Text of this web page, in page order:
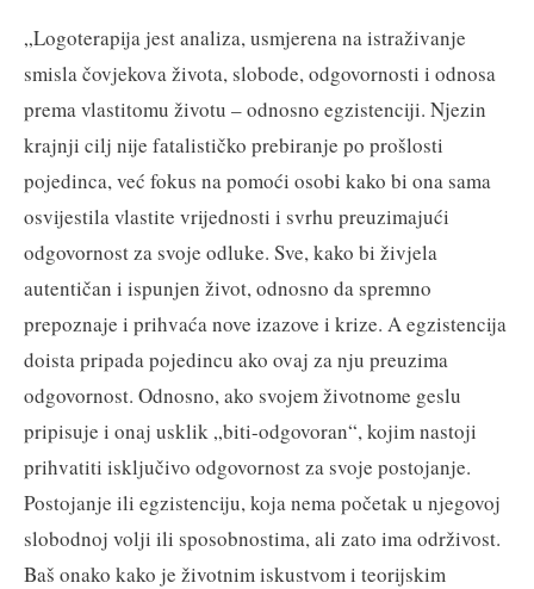
„Logoterapija jest analiza, usmjerena na istraživanje
smisla čovjekova života, slobode, odgovornosti i odnosa
prema vlastitomu životu – odnosno egzistenciji. Njezin
krajnji cilj nije fatalističko prebiranje po prošlosti
pojedinca, već fokus na pomoći osobi kako bi ona sama
osvijestila vlastite vrijednosti i svrhu preuzimajući
odgovornost za svoje odluke. Sve, kako bi živjela
autentičan i ispunjen život, odnosno da spremno
prepoznaje i prihvaća nove izazove i krize. A egzistencija
doista pripada pojedincu ako ovaj za nju preuzima
odgovornost. Odnosno, ako svojem životnome geslu
pripisuje i onaj usklik „biti-odgovoran“, kojim nastoji
prihvatiti isključivo odgovornost za svoje postojanje.
Postojanje ili egzistenciju, koja nema početak u njegovoj
slobodnoj volji ili sposobnostima, ali zato ima održivost.
Baš onako kako je životnim iskustvom i teorijskim